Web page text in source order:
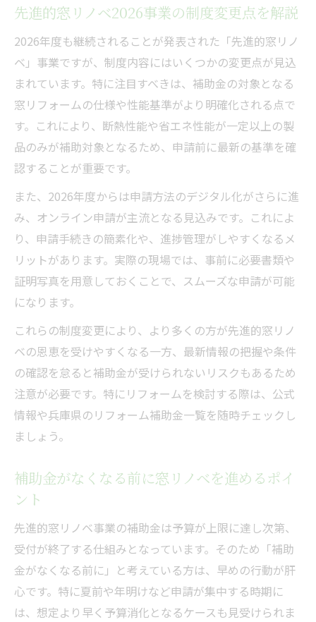
先進的窓リノベ2026事業の制度変更点を解説
2026年度も継続されることが発表された「先進的窓リノ
ベ」事業ですが、制度内容にはいくつかの変更点が見込
まれています。特に注目すべきは、補助金の対象となる
窓リフォームの仕様や性能基準がより明確化される点で
す。これにより、断熱性能や省エネ性能が一定以上の製
品のみが補助対象となるため、申請前に最新の基準を確
認することが重要です。
また、2026年度からは申請方法のデジタル化がさらに進
み、オンライン申請が主流となる見込みです。これによ
り、申請手続きの簡素化や、進捗管理がしやすくなるメ
リットがあります。実際の現場では、事前に必要書類や
証明写真を用意しておくことで、スムーズな申請が可能
になります。
これらの制度変更により、より多くの方が先進的窓リノ
ベの恩恵を受けやすくなる一方、最新情報の把握や条件
の確認を怠ると補助金が受けられないリスクもあるため
注意が必要です。特にリフォームを検討する際は、公式
情報や兵庫県のリフォーム補助金一覧を随時チェックし
ましょう。
補助金がなくなる前に窓リノベを進めるポイ
ント
先進的窓リノベ事業の補助金は予算が上限に達し次第、
受付が終了する仕組みとなっています。そのため「補助
金がなくなる前に」と考えている方は、早めの行動が肝
心です。特に夏前や年明けなど申請が集中する時期に
は、想定より早く予算消化となるケースも見受けられま